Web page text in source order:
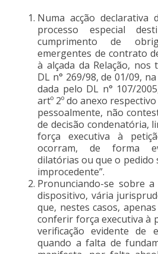
Numa acção declarativa
processo especial
cumprimento de
emergentes de contrato
à alçada da Relação,
DL n° 269/98, de 01/09,
dada pelo DL n° 107/
artº 2º do anexo
pessoalmente, não
de decisão condenatória,
força executiva à
ocorram, de forma
dilatórias ou que o pedido
improcedente”.
Pronunciando-se sobre
dispositivo, vária
que, nestes casos,
conferir força executiva à
verificação evidente de
quando a falta de